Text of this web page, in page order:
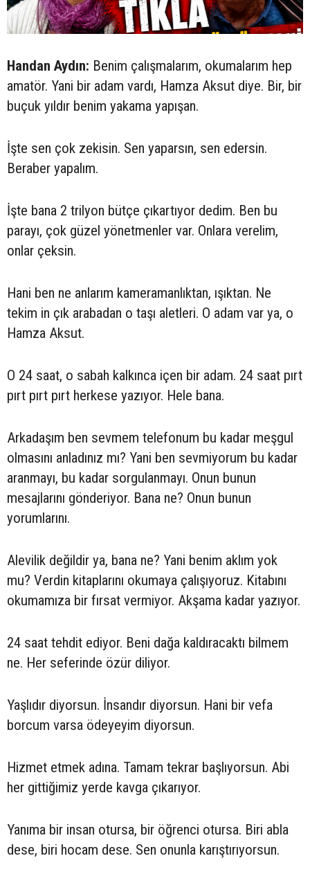
Handan Aydın: Benim çalışmalarım, okumalarım hep
amatör. Yani bir adam vardı, Hamza Aksut diye. Bir, bir
buçuk yıldır benim yakama yapışan.
İşte sen çok zekisin. Sen yaparsın, sen edersin.
Beraber yapalım.
İşte bana 2 trilyon bütçe çıkartıyor dedim. Ben bu
parayı, çok güzel yönetmenler var. Onlara verelim,
onlar çeksin.
Hani ben ne anlarım kameramanlıktan, ışıktan. Ne
tekim in çık arabadan o taşı aletleri. O adam var ya, o
Hamza Aksut.
O 24 saat, o sabah kalkınca içen bir adam. 24 saat pırt
pırt pırt pırt herkese yazıyor. Hele bana.
Arkadaşım ben sevmem telefonum bu kadar meşgul
olmasını anladınız mı? Yani ben sevmiyorum bu kadar
aranmayı, bu kadar sorgulanmayı. Onun bunun
mesajlarını gönderiyor. Bana ne? Onun bunun
yorumlarını.
Alevilik değildir ya, bana ne? Yani benim aklım yok
mu? Verdin kitaplarını okumaya çalışıyoruz. Kitabını
okumamıza bir fırsat vermiyor. Akşama kadar yazıyor.
24 saat tehdit ediyor. Beni dağa kaldıracaktı bilmem
ne. Her seferinde özür diliyor.
Yaşlıdır diyorsun. İnsandır diyorsun. Hani bir vefa
borcum varsa ödeyeyim diyorsun.
Hizmet etmek adına. Tamam tekrar başlıyorsun. Abi
her gittiğimiz yerde kavga çıkarıyor.
Yanıma bir insan otursa, bir öğrenci otursa. Biri abla
dese, biri hocam dese. Sen onunla karıştırıyorsun.